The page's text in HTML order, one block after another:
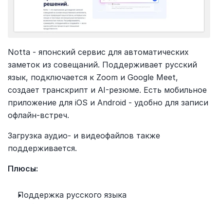
Notta - японский сервис для автоматических
заметок из совещаний. Поддерживает русский
язык, подключается к Zoom и Google Meet,
создает транскрипт и AI-резюме. Есть мобильное
приложение для iOS и Android - удобно для записи
офлайн-встреч.
Загрузка аудио- и видеофайлов также
поддерживается.
Плюсы:
Поддержка русского языка